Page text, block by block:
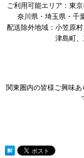
ご利用可能エリア：東
奈川県・埼玉県・千
配送除外地域：小笠原
津島町
関東圏内の皆様ご興味あ